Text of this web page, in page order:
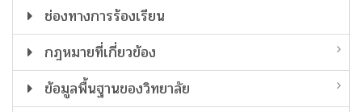
ช่องทางการร้องเรียน
กฎหมายที่เกี่ยวข้อง
ข้อมูลพื้นฐานของวิทยาลัย